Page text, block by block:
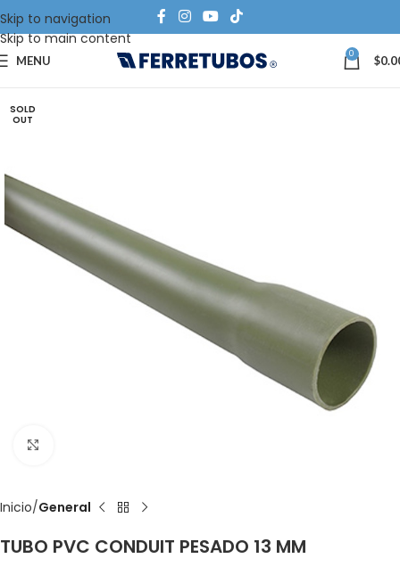
Skip to navigation
Skip to main content
MENU 0 $
SOLD
OUT
Inicio General
TUBO PVC CONDUIT PESADO 13 MM